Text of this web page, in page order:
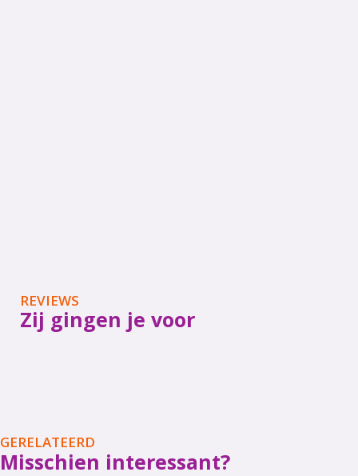
REVIEWS
Zij gingen je voor
GERELATEERD
Misschien interessant?